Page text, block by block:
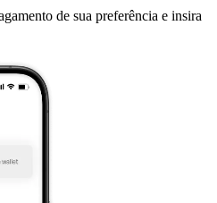
de sua preferência e insira